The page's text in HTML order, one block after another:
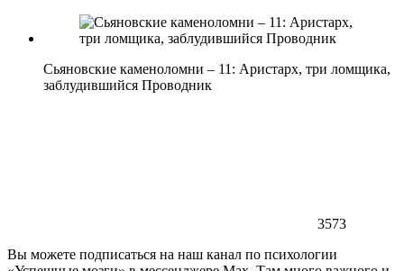
Сьяновские каменоломни – 11: Аристарх, три ломщика,
заблудившийся Проводник
3573
Вы можете подписаться на наш канал по психологии